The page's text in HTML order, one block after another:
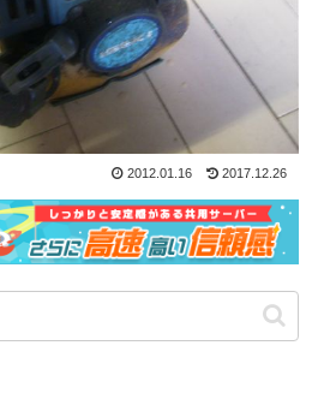
2012.01.16 2017.12.26